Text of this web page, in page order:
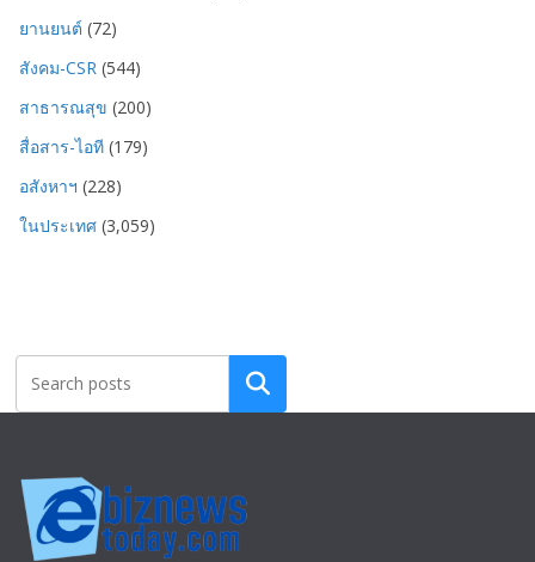
ยานยนต์ (72)
สังคม-CSR (544)
สาธารณสุข (200)
สื่อสาร-ไอที (179)
อสังหาฯ (228)
ในประเทศ (3,059)
Search